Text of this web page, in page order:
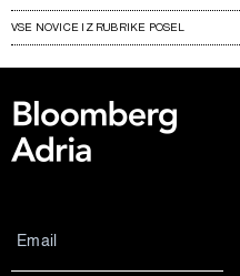
VSE NOVICE IZ RUBRIKE POSEL